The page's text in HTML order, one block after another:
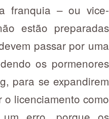
franquia – ou vice-
estão preparadas
passar por uma
os pormenores
para se expandirem
licenciamento como